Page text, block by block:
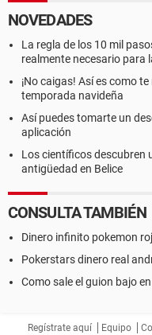
NOVEDADES
La regla de los 10 mil
realmente necesario para
¡No caigas! Así es como
temporada navideña
Así puedes tomarte un
aplicación
Los científicos descubren
antigüedad en Belice
CONSULTA TAMBIÉN
Dinero infinito pokemon
Pokerstars dinero real
Como sale el guion bajo
Regístrate aquí Equipo